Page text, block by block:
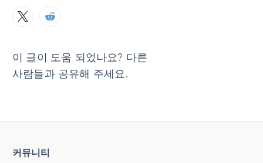
이 글이 도움 되었나요? 다른
사람들과 공유해 주세요.
커뮤니티